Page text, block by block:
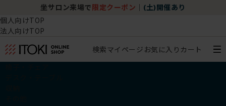
坐サロン来場で 限定クーポン (土)開催あり
個人向けTOP
法人向けTOP
検索マイページ お気に入り カート